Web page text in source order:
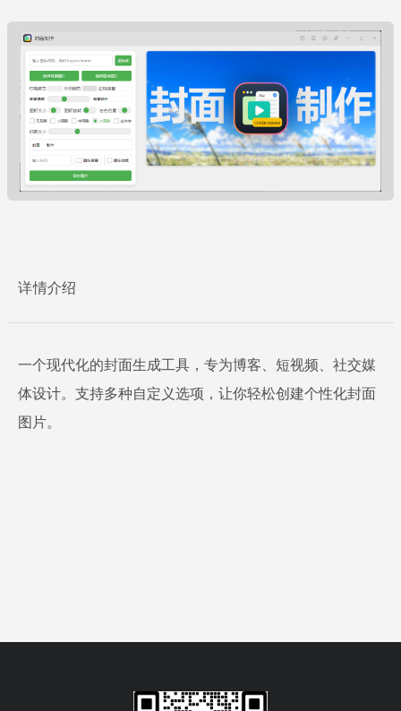
详情介绍
一个现代化的封面生成工具，专为博客、短视频、社交媒
体设计。支持多种自定义选项，让你轻松创建个性化封面
图片。